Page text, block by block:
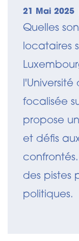
21 Mai 2025
Quelles
locataires
focalisée
propose
et défis
des pistes
politiques.